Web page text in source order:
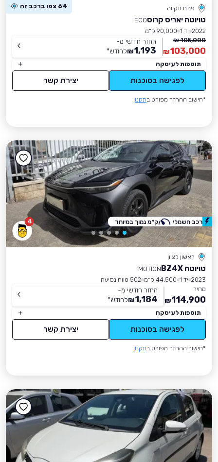
פתח תקווה 64 צפו ברכב זה
טויוטה יאריס קרוסECO
2022 יד 1
90,000 ק״מ
105,000 ₪
103,000
₪
החזר חודשי מ-
1,193
₪לחודש*
תוספות לעיסקה
לפגישה בסוכנות יצירת קשר
*חישוב ההחזר מפורט בתקנון
4
ראשון לציון
טויוטה BZ4X
MOTION
2023 יד 1 44,500 ק״מ
502 טווח נסיעה
מחיר
114,900
₪
החזר חודשי מ-
1,184
₪לחודש*
תוספות לעיסקה
לפגישה בסוכנות יצירת קשר
*חישוב ההחזר מפורט בתקנון
רכב חשמלי ק״מ נמוך במיוחד